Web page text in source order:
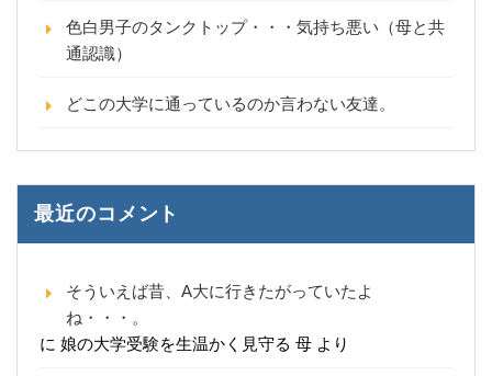
色白男子のタンクトップ・・・気持ち悪い（母と共
通認識）
どこの大学に通っているのか言わない友達。
最近のコメント
そういえば昔、A大に行きたがっていたよ
ね・・・。
に 娘の大学受験を生温かく見守る 母 より